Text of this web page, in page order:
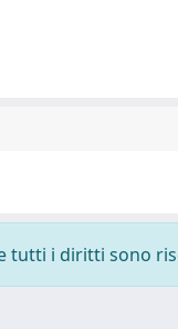
i diritti sono